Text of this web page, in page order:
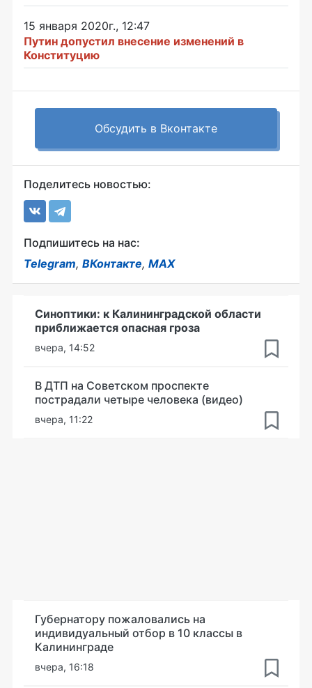
15 января 2020г., 12:47
Путин допустил внесение изменений в
Конституцию
Обсудить в Вконтакте
Поделитесь новостью:
Подпишитесь на нас:
Telegram, ВКонтакте, MAX
Синоптики: к Калининградской области
приближается опасная гроза
вчера, 14:52
В ДТП на Советском проспекте
пострадали четыре человека (видео)
вчера, 11:22
Губернатору пожаловались на
индивидуальный отбор в 10 классы в
Калининграде
вчера, 16:18